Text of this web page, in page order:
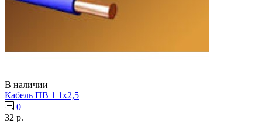
В наличии
Кабель ПВ 1 1х2,5
0
32 р.